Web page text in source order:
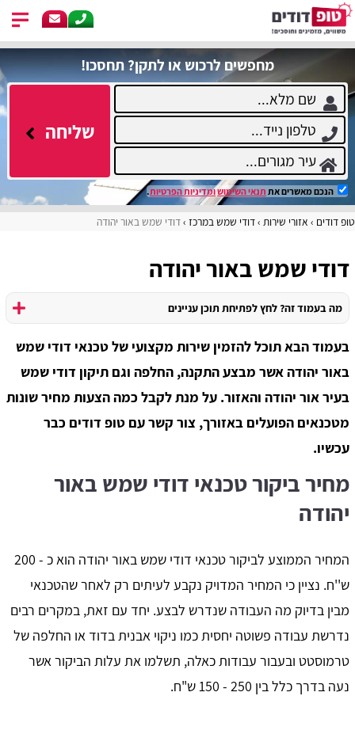
מחפשים לרכוש או לתקן? תחסכו!
שליחה
הנכם מאשרים את תנאי השימושומדיניות הפרטיות.
טופ דודים אזורי שירות דודי שמש במרכז דודי שמש באור יהודה
דודי שמש באור יהודה
מה בעמוד זה? לחץ לפתיחת תוכן עניינים
בעמוד הבא תוכל להזמין שירות מקצועי של טכנאי דודי שמש
באור יהודה אשר מבצע התקנה, החלפה וגם תיקון דודי שמש
בעיר אור יהודה והאזור. על מנת לקבל כמה הצעות מחיר שונות
מטכנאים הפועלים באזורך, צור קשר עם טופ דודים כבר
עכשיו.
מחיר ביקור טכנאי דודי שמש באור
יהודה
המחיר הממוצע לביקור טכנאי דודי שמש באור יהודה הוא כ - 200
ש''ח. נציין כי המחיר המדויק נקבע לעיתים רק לאחר שהטכנאי
מבין בדיוק מה העבודה שנדרש לבצע. יחד עם זאת, במקרים רבים
נדרשת עבודה פשוטה יחסית כמו ניקוי אבנית בדוד או החלפה של
טרמוסטט ובעבור עבודות כאלה, תשלמו את עלות הביקור אשר
נעה בדרך כלל בין 250 - 150 ש"ח.